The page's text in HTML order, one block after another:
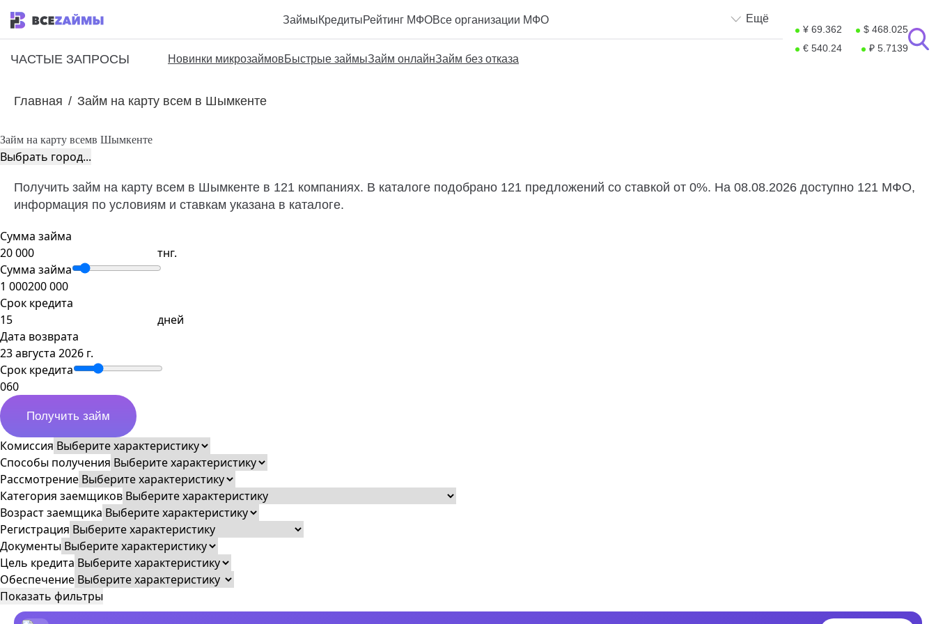
ЗаймыКредитыРейтинг МФОВсе организации МФО Ещё
ЧАСТЫЕ ЗАПРОСЫ Новинки микрозаймовБыстрые займыЗайм онлайнЗайм без отказа
¥ 69.362
$ 468.025
€ 540.24
₽ 5.7139
Главная / Займ на карту всем в Шымкенте
Займ на карту всемв Шымкенте
Выбрать город...
Получить займ на карту всем в Шымкенте в 121 компаниях. В каталоге подобрано 121 предложений со ставкой от 0%. На 08.08.2026 доступно 121 МФО,
информация по условиям и ставкам указана в каталоге.
Сумма займа
тнг.
Сумма займа
1 000200 000
Срок кредита
дней
Дата возврата
23 августа 2026 г.
Срок кредита
060
Получить займ
Комиссия
Способы получения
Рассмотрение
Категория заемщиков
Возраст заемщика
Регистрация
Документы
Цель кредита
Обеспечение
Показать фильтры